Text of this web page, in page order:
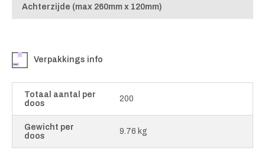
Achterzijde (max 260mm x 120mm)
Verpakkings info
Totaal aantal per
doos
200
Gewicht per
doos
9.76 kg